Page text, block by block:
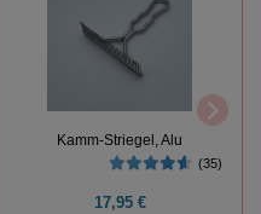
Kamm-Striegel, Alu
(35)
17,95 €